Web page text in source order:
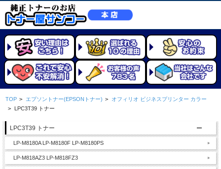
TOP > エプソントナー(EPSONトナー) > オフィリオ ビジネスプリンター カラー
> LPC3T39 トナー
LPC3T39 トナー
LP-M8180A LP-M8180F LP-M8180PS
LP-M818AZ3 LP-M818FZ3